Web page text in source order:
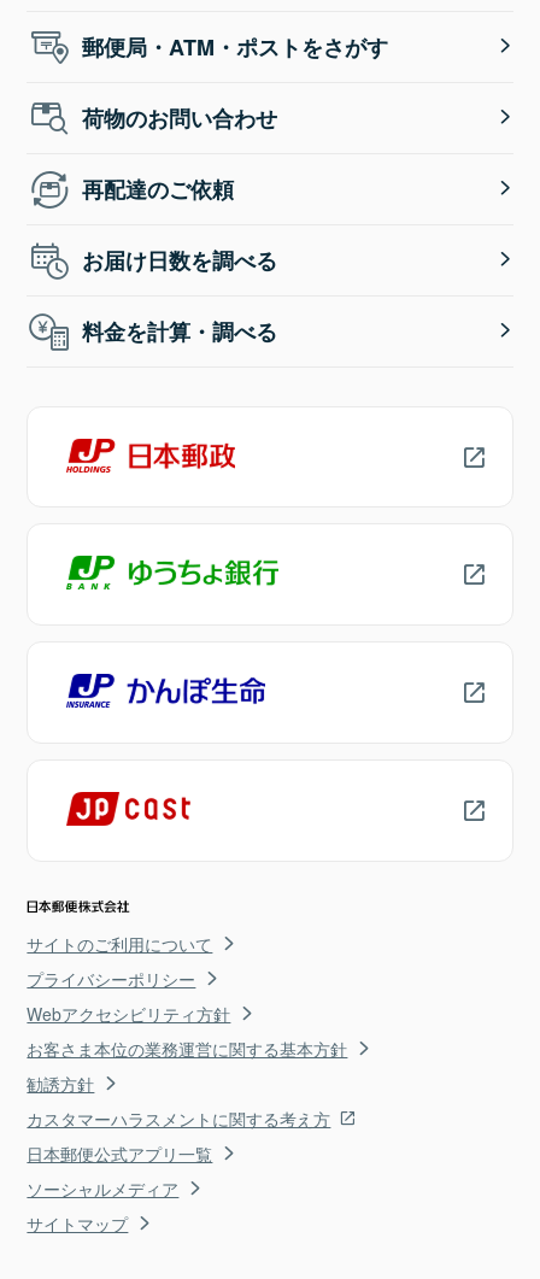
郵便局・ATM・ポストをさがす
荷物のお問い合わせ
再配達のご依頼
お届け日数を調べる
料金を計算・調べる
サイトのご利用について
プライバシーポリシー
Webアクセシビリティ方針
お客さま本位の業務運営に関する基本方針
勧誘方針
カスタマーハラスメントに関する考え方
日本郵便公式アプリ一覧
ソーシャルメディア
サイトマップ